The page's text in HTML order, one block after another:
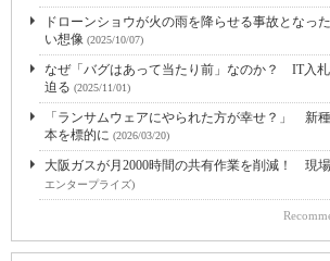
ドローンショウが火の雨を降らせる事故となっ
い想像 (2025/10/07)
なぜ「バグはあって当たり前」なのか？ IT入札
迫る (2025/11/01)
「ランサムウェアにやられた方が幸せ？」 新
本を標的に (2026/03/20)
大阪ガスが月2000時間の共有作業を削減！ 現
エンタープライズ)